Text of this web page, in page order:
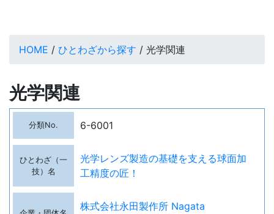
HOME / ひとわざから探す / 光学関連
光学関連
6-6001
光学レンズ製造の基礎を支える球面加
工精度の匠！
株式会社永田製作所 Nagata